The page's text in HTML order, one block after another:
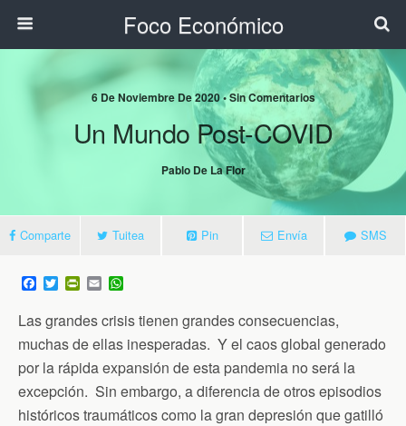
Foco Económico
6 De Noviembre De 2020 • Sin Comentarios
Un Mundo Post-COVID
Pablo De La Flor
Comparte Tuitea Pin Envía SMS
F
a
e
b
o
o
k
T
w
t
t
e
r
P
i
n
t
F
r
i
e
n
E
m
i
l
a
t
s
A
p
p
Las grandes crisis tienen grandes consecuencias,
muchas de ellas inesperadas. Y el caos global generado
por la rápida expansión de esta pandemia no será la
excepción. Sin embargo, a diferencia de otros episodios
históricos traumáticos como la gran depresión que gatilló